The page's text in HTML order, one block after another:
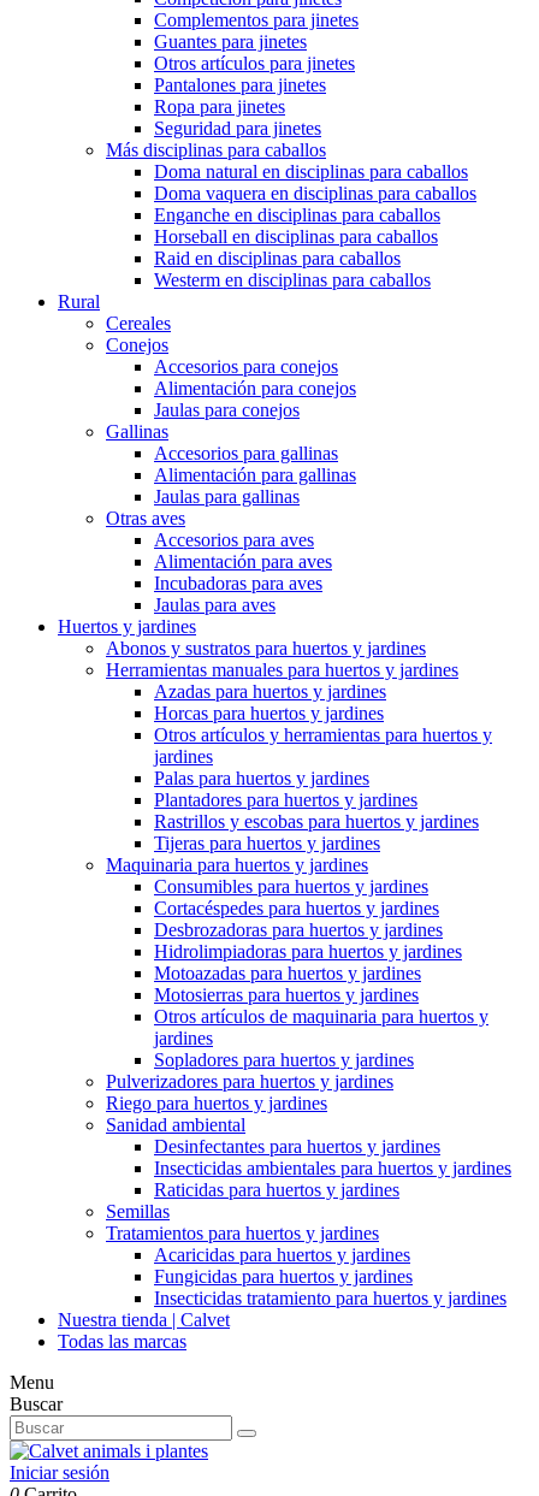
Complementos para jinetes
Guantes para jinetes
Otros artículos para jinetes
Pantalones para jinetes
Ropa para jinetes
Seguridad para jinetes
Más disciplinas para caballos
Doma natural en disciplinas para caballos
Doma vaquera en disciplinas para caballos
Enganche en disciplinas para caballos
Horseball en disciplinas para caballos
Raid en disciplinas para caballos
Westerm en disciplinas para caballos
Rural
Cereales
Conejos
Accesorios para conejos
Alimentación para conejos
Jaulas para conejos
Gallinas
Accesorios para gallinas
Alimentación para gallinas
Jaulas para gallinas
Otras aves
Accesorios para aves
Alimentación para aves
Incubadoras para aves
Jaulas para aves
Huertos y jardines
Abonos y sustratos para huertos y jardines
Herramientas manuales para huertos y jardines
Azadas para huertos y jardines
Horcas para huertos y jardines
Otros artículos y herramientas para huertos y
jardines
Palas para huertos y jardines
Plantadores para huertos y jardines
Rastrillos y escobas para huertos y jardines
Tijeras para huertos y jardines
Maquinaria para huertos y jardines
Consumibles para huertos y jardines
Cortacéspedes para huertos y jardines
Desbrozadoras para huertos y jardines
Hidrolimpiadoras para huertos y jardines
Motoazadas para huertos y jardines
Motosierras para huertos y jardines
Otros artículos de maquinaria para huertos y
jardines
Sopladores para huertos y jardines
Pulverizadores para huertos y jardines
Riego para huertos y jardines
Sanidad ambiental
Desinfectantes para huertos y jardines
Insecticidas ambientales para huertos y jardines
Raticidas para huertos y jardines
Semillas
Tratamientos para huertos y jardines
Acaricidas para huertos y jardines
Fungicidas para huertos y jardines
Insecticidas tratamiento para huertos y jardines
Nuestra tienda | Calvet
Todas las marcas
Menu
Buscar
Iniciar sesión